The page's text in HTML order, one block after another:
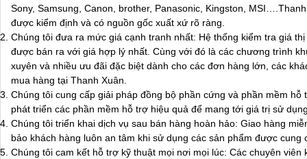
Sony, Samsung, Canon, brother, Panasonic, Kingston,
được kiểm định và có nguồn gốc xuất xứ rõ ràng.
Chúng tôi đưa ra mức giá cạnh tranh nhất: Hệ thống kiểm tra giá
được bán ra với giá hợp lý nhất. Cùng với đó là các chương trình
xuyên và nhiều ưu đãi đặc biệt dành cho các đơn hàng lớn, các
mua hàng tại Thanh Xuân.
Chúng tôi cung cấp giải pháp đồng bộ phần cứng và phần mềm
phát triển các phần mềm hỗ trợ hiệu quả để mang tới giá trị sử
Chúng tôi triển khai dịch vụ sau bán hàng hoàn hảo: Giao hàng
bảo khách hàng luôn an tâm khi sử dụng các sản phẩm được cung
Chúng tôi cam kết hỗ trợ kỹ thuật mọi nơi mọi lúc: Các chuyên